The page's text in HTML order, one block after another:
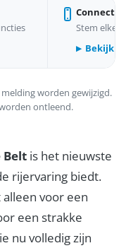
Connect
Stem elke
Bekijk
worden gewijzigd.
ontleend.
Belt is het nieuwste
rijervaring biedt.
voor een
een strakke
nu volledig zijn